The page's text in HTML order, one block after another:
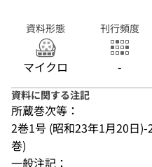
資料形態
マイクロ
刊行頻度
-
資料に関する注記
所蔵巻次等：
2巻1号 (昭和23年1月20日
巻)
一般注記：